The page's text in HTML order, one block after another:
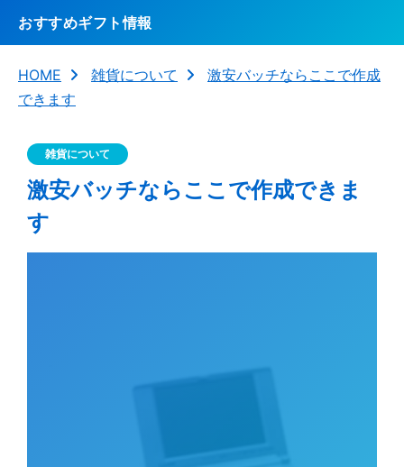
おすすめギフト情報
HOME 雑貨について
激安バッチならここで作成
できます
雑貨について
激安バッチならここで作成できま
す